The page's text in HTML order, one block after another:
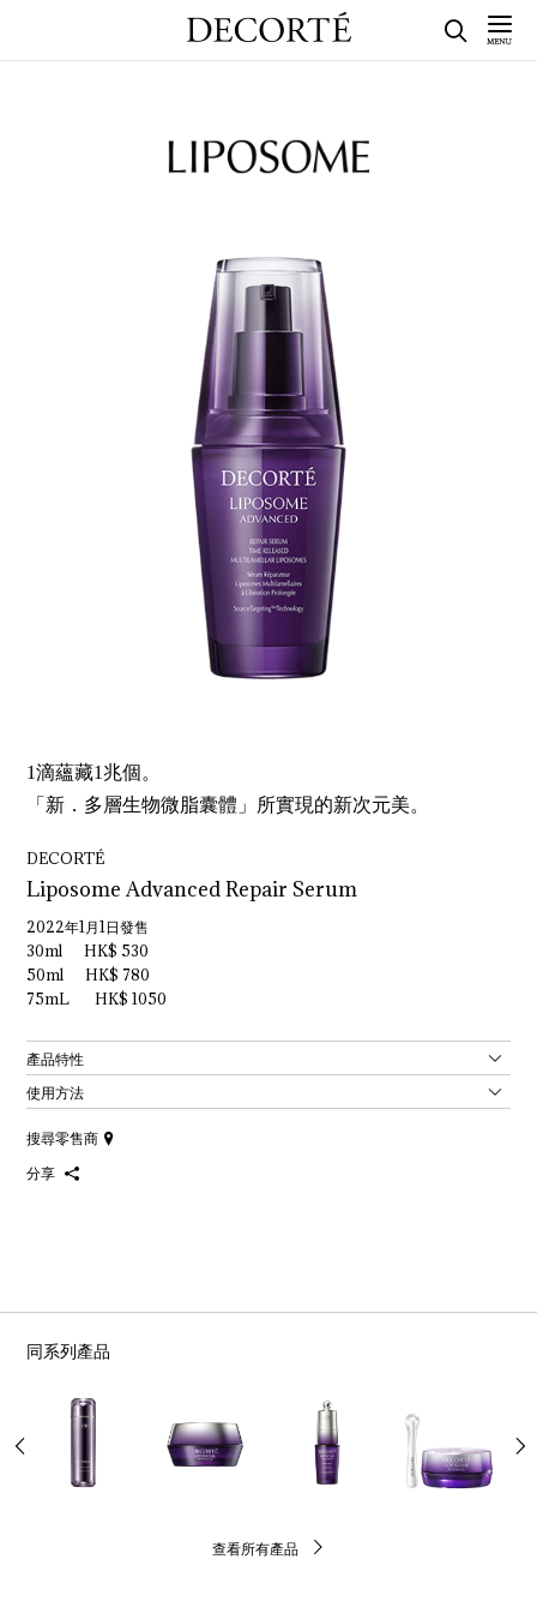
1滴蘊藏1兆個。
「新．多層生物微脂囊體」所實現的新次元美。
DECORTÉ
Liposome Advanced Repair Serum
2022年1月1日發售
30ml HK$ 530
50ml HK$ 780
75mL HK$ 1050
產品特性
使用方法
搜尋零售商
分享
同系列產品
查看所有產品